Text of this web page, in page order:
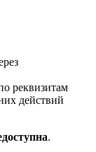
реквизитам
действий
.